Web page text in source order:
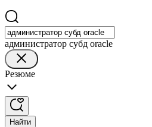
администратор субд oracle
Резюме
Найти